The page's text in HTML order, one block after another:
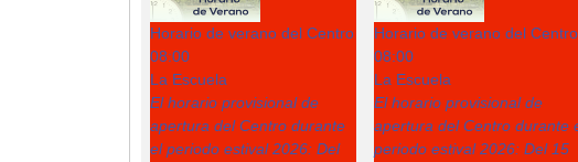
Horario de verano del Centro
08:00
La Escuela
El horario provisional de
apertura del Centro durante
el periodo estival 2026: Del
Horario de verano del Centro
08:00
La Escuela
El horario provisional de
apertura del Centro durante
periodo estival 2026: Del 15